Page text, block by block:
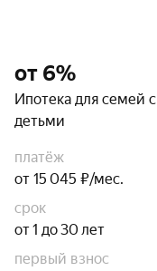
от 6%
Ипотека для семей с
детьми
платёж
от 15 045 ₽/мес.
срок
от 1 до 30 лет
первый взнос